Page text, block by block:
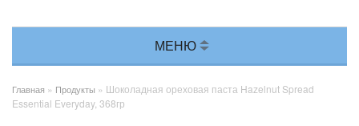
МЕНЮ
Главная » Продукты » Шоколадная ореховая паста Hazelnut Spread
Essential Everyday, 368гр